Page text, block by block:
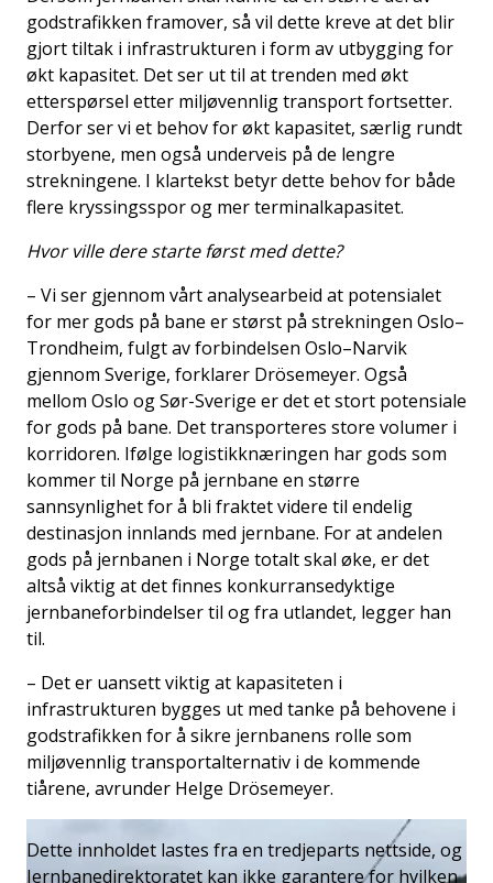
godstrafikken framover, så vil dette kreve at det blir
gjort tiltak i infrastrukturen i form av utbygging for
økt kapasitet. Det ser ut til at trenden med økt
etterspørsel etter miljøvennlig transport fortsetter.
Derfor ser vi et behov for økt kapasitet, særlig rundt
storbyene, men også underveis på de lengre
strekningene. I klartekst betyr dette behov for både
flere kryssingsspor og mer terminalkapasitet.
Hvor ville dere starte først med dette?
– Vi ser gjennom vårt analysearbeid at potensialet
for mer gods på bane er størst på strekningen Oslo–
Trondheim, fulgt av forbindelsen Oslo–Narvik
gjennom Sverige, forklarer Drösemeyer. Også
mellom Oslo og Sør-Sverige er det et stort potensiale
for gods på bane. Det transporteres store volumer i
korridoren. Ifølge logistikknæringen har gods som
kommer til Norge på jernbane en større
sannsynlighet for å bli fraktet videre til endelig
destinasjon innlands med jernbane. For at andelen
gods på jernbanen i Norge totalt skal øke, er det
altså viktig at det finnes konkurransedyktige
jernbaneforbindelser til og fra utlandet, legger han
til.
– Det er uansett viktig at kapasiteten i
infrastrukturen bygges ut med tanke på behovene i
godstrafikken for å sikre jernbanens rolle som
miljøvennlig transportalternativ i de kommende
tiårene, avrunder Helge Drösemeyer.
Dette innholdet lastes fra en tredjeparts nettside, og
Jernbanedirektoratet kan ikke garantere for hvilken